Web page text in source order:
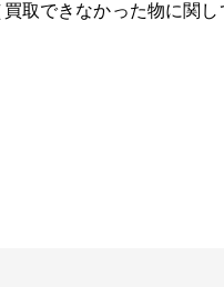
取できなかった物に関し